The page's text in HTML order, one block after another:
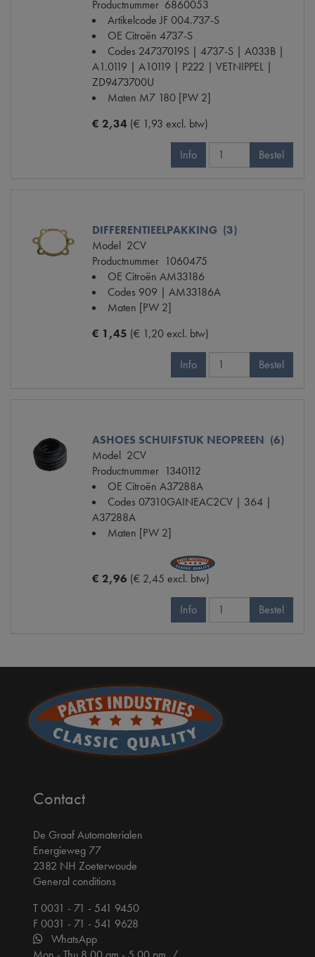
Productnummer 6860053
Artikelcode JF004.737-S
OE Citroën 4737-S
Codes 24737019S | 4737-S | A033B |
A1.0119 | A10119 | P222 | VETNIPPEL |
ZD9473700U
Maten M7 180 [PW 2]
€ 2,34 (€ 1,93 excl. btw)
Info Bestel
DIFFERENTIEELPAKKING (3)
Model 2CV
Productnummer 1060475
OE Citroën AM33186
Codes 909 | AM33186A
Maten [PW 2]
€ 1,45 (€ 1,20 excl. btw)
Info Bestel
ASHOES SCHUIFSTUK NEOPREEN (6)
Model 2CV
Productnummer 1340112
OE Citroën A37288A
Codes 07310GAINEAC2CV | 364 |
A37288A
Maten [PW 2]
€ 2,96 (€ 2,45 excl. btw)
Info Bestel
Contact
De Graaf Automaterialen
Energieweg 77
2382 NH Zoeterwoude
General conditions
T 0031 - 71 - 541 9450
F 0031 - 71 - 541 9628
WhatsApp